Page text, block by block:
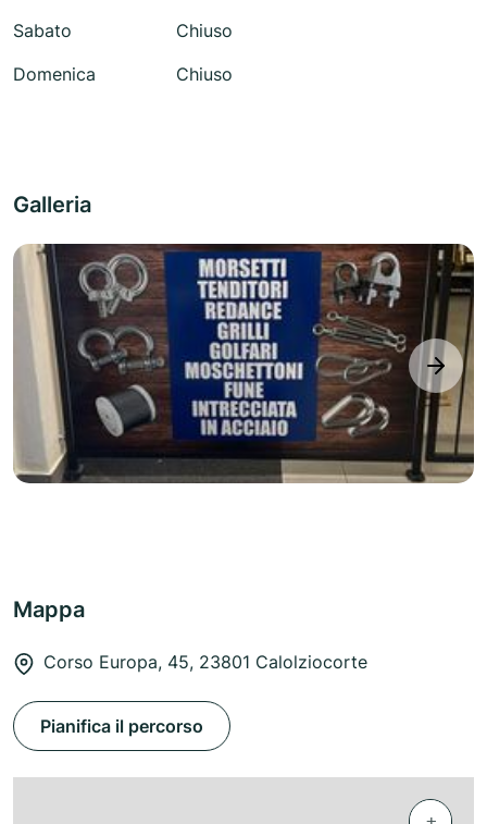
Sabato
Chiuso
Domenica
Chiuso
Galleria
next
Mappa
Corso Europa, 45, 23801 Calolziocorte
Pianifica il percorso